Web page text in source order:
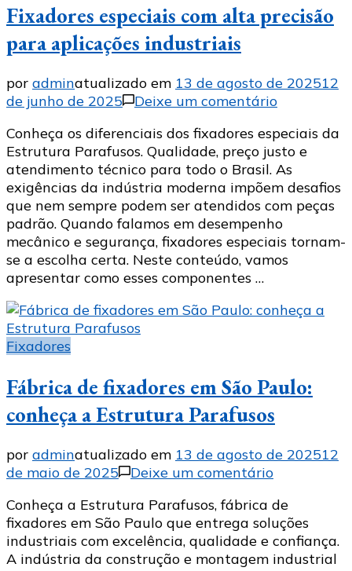
Fixadores especiais com alta precisão
para aplicações industriais
por adminatualizado em 13 de agosto de 202512
de junho de 2025
Deixe um comentárioem
especiais
com
alta
precisão
para
aplicações
industriais
Conheça os diferenciais dos fixadores especiais da
Estrutura Parafusos. Qualidade, preço justo e
atendimento técnico para todo o Brasil. As
exigências da indústria moderna impõem desafios
que nem sempre podem ser atendidos com peças
padrão. Quando falamos em desempenho
mecânico e segurança, fixadores especiais tornam-
se a escolha certa. Neste conteúdo, vamos
apresentar como esses componentes …
Fixadores
Fábrica de fixadores em São Paulo:
conheça a Estrutura Parafusos
por adminatualizado em 13 de agosto de 202512
de maio de 2025
Deixe um comentárioem
de
fixadores
em
São
Conheça a Estrutura Parafusos, fábrica de
fixadores em São Paulo que entrega soluções
industriais com excelência, qualidade e confiança.
A indústria da construção e montagem industrial